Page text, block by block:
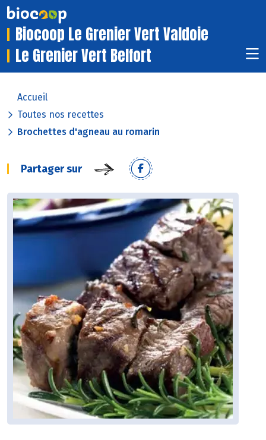
Biocoop Le Grenier Vert Valdoie
Le Grenier Vert Belfort
Accueil
Toutes nos recettes
Brochettes d'agneau au romarin
Partager sur